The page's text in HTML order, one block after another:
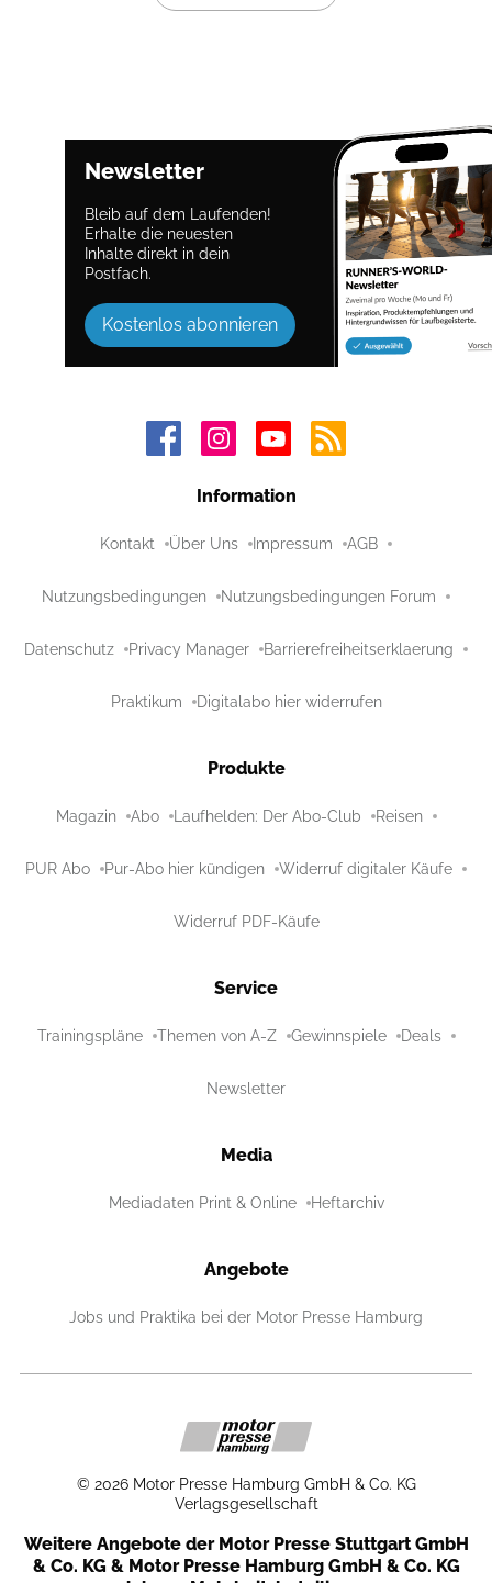
Newsletter
Bleib auf dem Laufenden!
Erhalte die neuesten
Inhalte direkt in dein
Postfach.
Kostenlos abonnieren
Information
Kontakt Über Uns Impressum AGB
Nutzungsbedingungen Nutzungsbedingungen Forum
Datenschutz Privacy Manager Barrierefreiheitserklaerung
Praktikum Digitalabo hier widerrufen
Produkte
Magazin Abo Laufhelden: Der Abo-Club Reisen
PUR Abo Pur-Abo hier kündigen Widerruf digitaler Käufe
Widerruf PDF-Käufe
Service
Trainingspläne Themen von A-Z Gewinnspiele Deals
Newsletter
Media
Mediadaten Print & Online Heftarchiv
Angebote
Jobs und Praktika bei der Motor Presse Hamburg
© 2026 Motor Presse Hamburg GmbH & Co. KG
Verlagsgesellschaft
Weitere Angebote der Motor Presse Stuttgart GmbH
& Co. KG & Motor Presse Hamburg GmbH & Co. KG